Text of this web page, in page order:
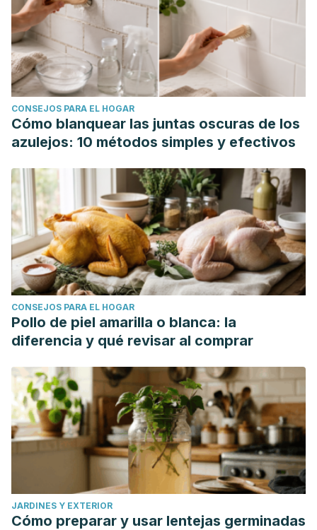
CONSEJOS PARA EL HOGAR
Cómo blanquear las juntas oscuras de los
azulejos: 10 métodos simples y efectivos
CONSEJOS PARA EL HOGAR
Pollo de piel amarilla o blanca: la
diferencia y qué revisar al comprar
JARDINES Y EXTERIOR
Cómo preparar y usar lentejas germinadas